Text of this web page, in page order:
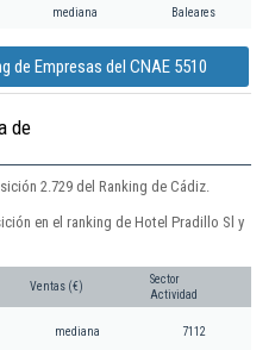
mediana Baleares
de Empresas del CNAE 5510
de
2.729 del Ranking de Cádiz.
en el ranking de Hotel Pradillo Sl y
Ventas (€)
Sector
Actividad
mediana 7112